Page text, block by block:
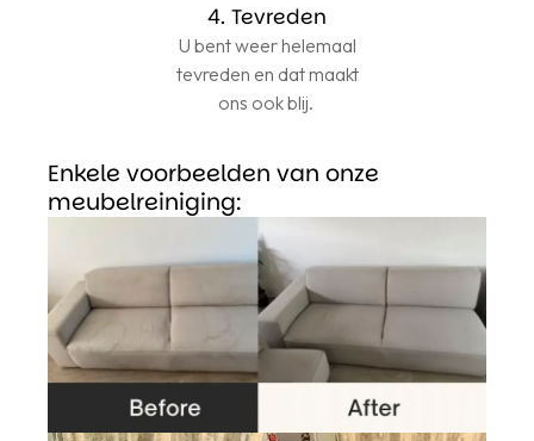
4. Tevreden
U bent weer helemaal
tevreden en dat maakt
ons ook blij.
Enkele voorbeelden van onze
meubelreiniging: